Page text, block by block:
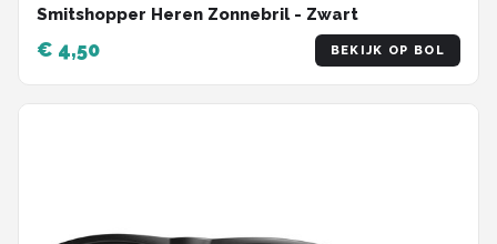
Smitshopper Heren Zonnebril - Zwart
€ 4,50 BEKIJK OP BOL